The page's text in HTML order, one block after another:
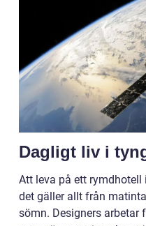
Dagligt liv i
Att leva på ett
det gäller allt från
sömn. Designers arbetar